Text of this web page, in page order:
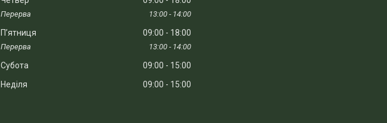
13:00 14:00
Пʼятниця 09:00 18:00
13:00 14:00
Субота 09:00
15:00
Неділя
09:00 15:00